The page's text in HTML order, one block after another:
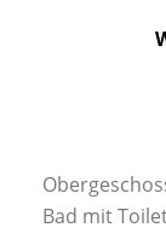
Bad mit